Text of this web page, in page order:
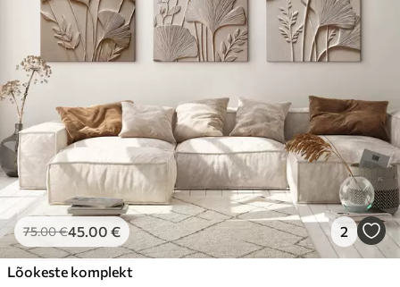
75.00€45.00 € 2
Lõokeste komplekt